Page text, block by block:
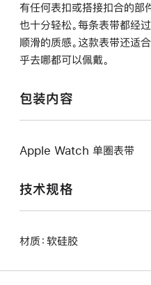
有任何表扣或搭接扣合的部
也十分轻松。每条表带都经
顺滑的质感。这款表带还适
乎去哪都可以佩戴。
包装内容
Apple Watch 单圈表带
技术规格
材质：软硅胶